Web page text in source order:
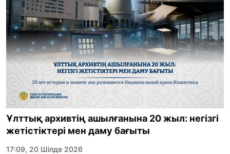
Ұлттық архивтің ашылғанына 20 жыл: негізгі
жетістіктері мен даму бағыты
17:09, 20 Шілде 2026